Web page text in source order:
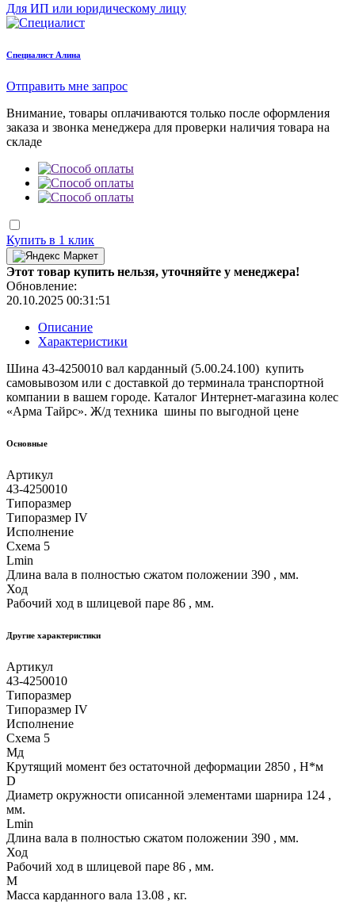
Для ИП или юридическому лицу
Cпециалист Алина
Отправить мне запрос
Внимание, товары оплачиваются только после оформления
заказа и звонка менеджера для проверки наличия товара на
складе
Купить в 1 клик
Этот товар купить нельзя, уточняйте у менеджера!
Обновление:
20.10.2025 00:31:51
Описание
Характеристики
Шина 43-4250010 вал карданный (5.00.24.100) купить
самовывозом или с доставкой до терминала транспортной
компании в вашем городе. Каталог Интернет-магазина колес
«Арма Тайрс». Ж/д техника шины по выгодной цене
Основные
Артикул
43-4250010
Типоразмер
Типоразмер IV
Исполнение
Схема 5
Lmin
Длина вала в полностью сжатом положении 390 , мм.
Ход
Рабочий ход в шлицевой паре 86 , мм.
Другие xарактеристики
Артикул
43-4250010
Типоразмер
Типоразмер IV
Исполнение
Схема 5
Мд
Крутящий момент без остаточной деформации 2850 , Н*м
D
Диаметр окружности описанной элементами шарнира 124 ,
мм.
Lmin
Длина вала в полностью сжатом положении 390 , мм.
Ход
Рабочий ход в шлицевой паре 86 , мм.
M
Масса карданного вала 13.08 , кг.